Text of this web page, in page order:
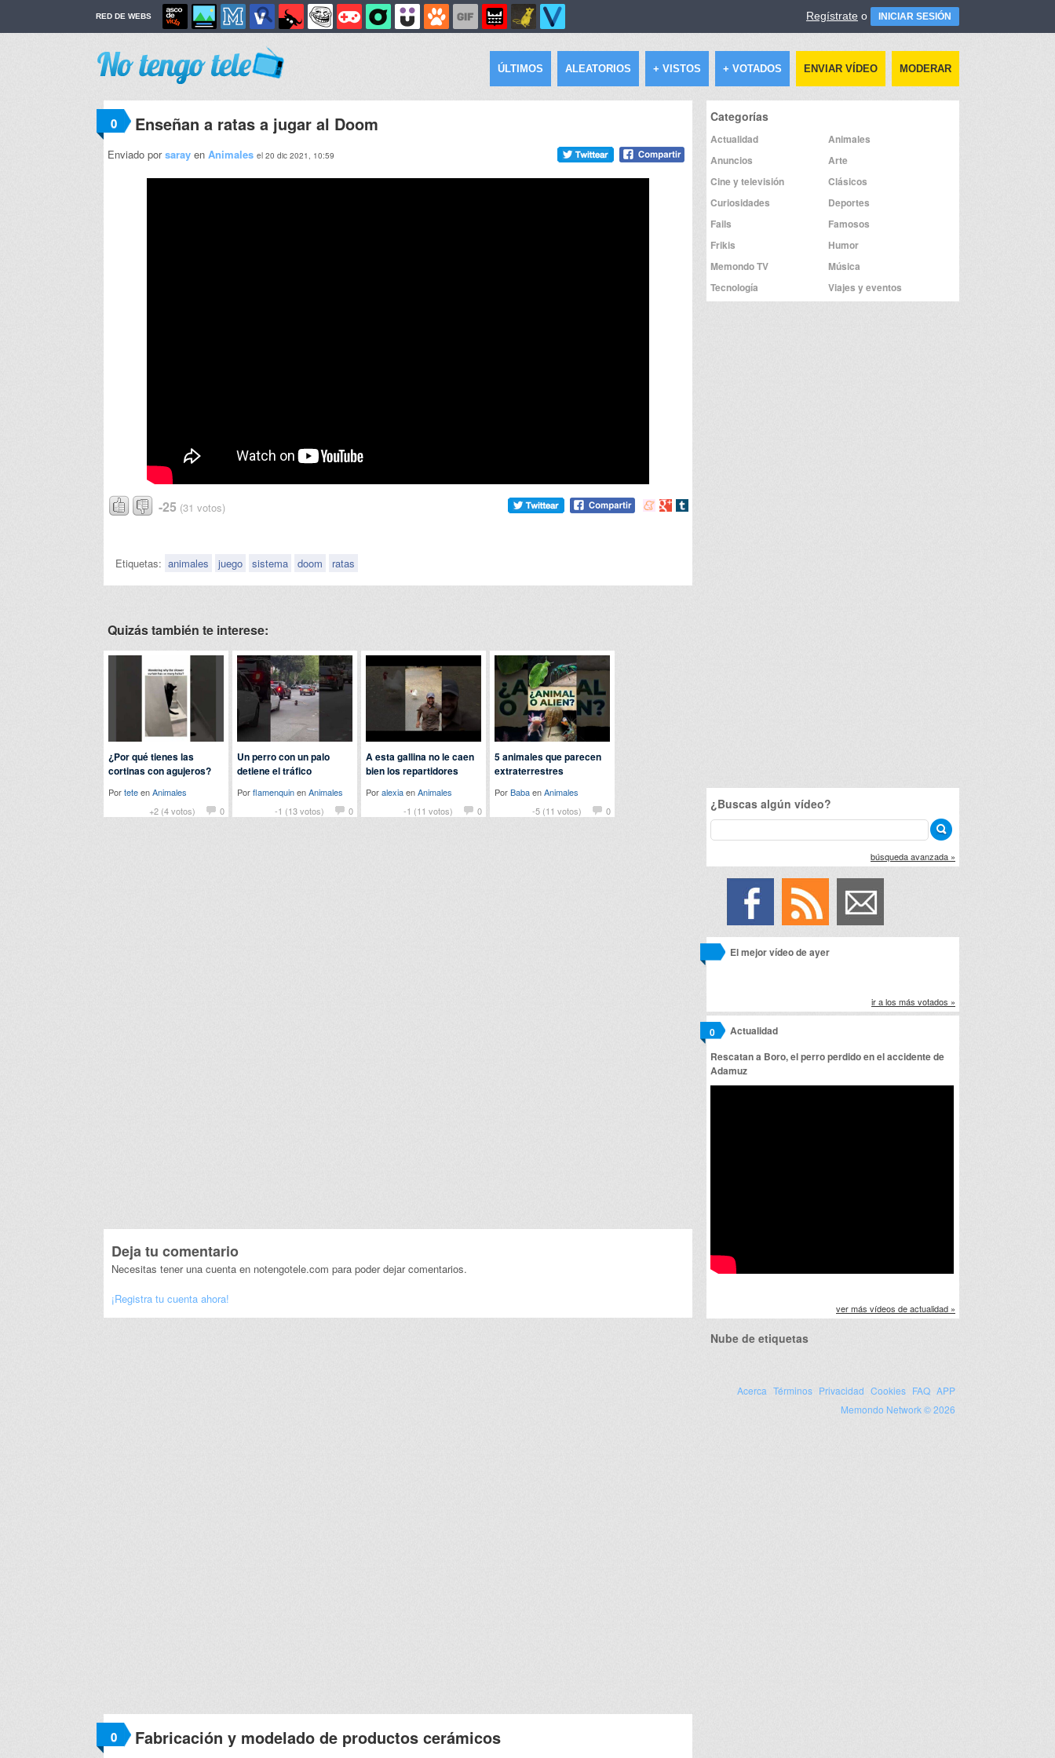
RED DE WEBS Regístrate o INICIAR SESIÓN
ÚLTIMOS ALEATORIOS + VISTOS + VOTADOS ENVIAR VÍDEO MODERAR
0 Enseñan a ratas a jugar al Doom
Enviado porsaray en Animales el 20 dic 2021, 10:59
-25 (31 votos)
Compartir
Compartir
Compartir
Etiquetas: animales juego sistema doom ratas
Quizás también te interese:
+2 (4 votos) 0
¿Por qué tienes las
cortinas con agujeros?
PorteteenAnimales
-1 (13 votos)
0
Un perro con un palo
detiene el tráfico
PorflamenquinenAnimales
-1 (11 votos)
0
A esta gallina no le caen
bien los repartidores
PoralexiaenAnimales
-5 (11 votos)
0
5 animales que parecen
extraterrestres
PorBabaenAnimales
Deja tu comentario
Necesitas tener una cuenta en notengotele.com para poder dejar comentarios.
¡Registra tu cuenta ahora!
0 Fabricación y modelado de productos cerámicos
Categorías
Actualidad
Animales
Anuncios
Arte
Cine y televisión
Clásicos
Curiosidades
Deportes
Fails
Famosos
Frikis
Humor
Memondo TV
Música
Tecnología
Viajes y eventos
¿Buscas algún vídeo?
búsqueda avanzada »
El mejor vídeo de ayer
ir a los más votados »
Actualidad
0
Rescatan a Boro, el perro perdido en el accidente de
Adamuz
ver más vídeos de actualidad »
Nube de etiquetas
Acerca Términos Privacidad Cookies FAQ APP
Memondo Network © 2026